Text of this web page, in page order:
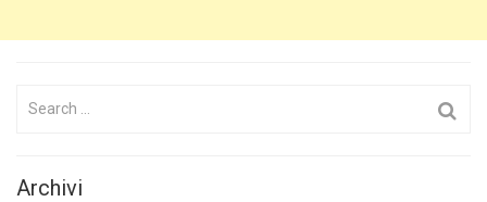
Search
Archivi